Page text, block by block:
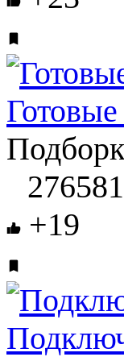
276581
+19